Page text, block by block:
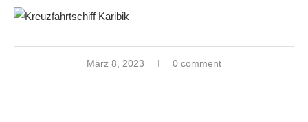
März 8, 2023 0 comment